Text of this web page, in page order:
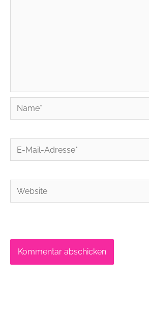
Name*
E-
Mail-
Website